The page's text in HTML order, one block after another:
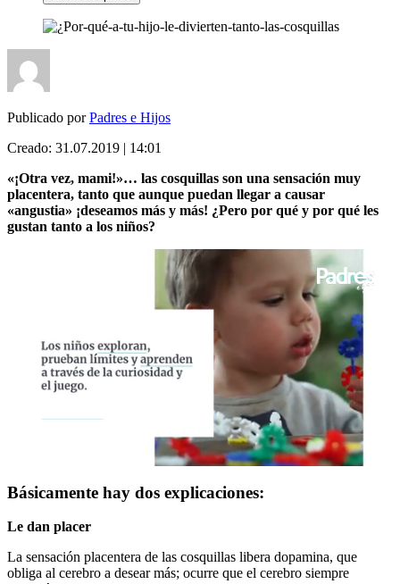
Publicado porPadres e Hijos
Creado: 31.07.2019 | 14:01
«¡Otra vez, mami!»… las cosquillas son una sensación muy
placentera, tanto que aunque puedan llegar a causar
«angustia» ¡deseamos más y más! ¿Pero por qué y por qué les
gustan tanto a los niños?
seconds
of
seconds
Básicamente hay dos explicaciones:
Le dan placer
La sensación placentera de las cosquillas libera dopamina, que
obliga al cerebro a desear más; ocurre que el cerebro siempre